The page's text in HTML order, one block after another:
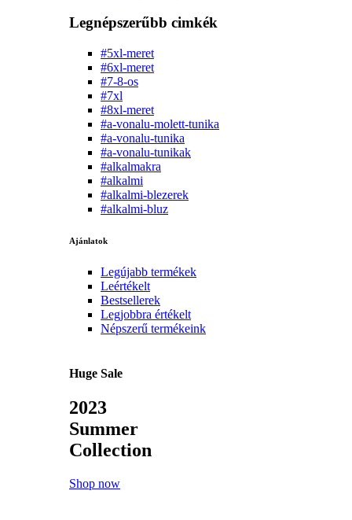
Legnépszerűbb cimkék
#5xl-meret
#6xl-meret
#7-8-os
#7xl
#8xl-meret
#a-vonalu-molett-tunika
#a-vonalu-tunika
#a-vonalu-tunikak
#alkalmakra
#alkalmi
#alkalmi-blezerek
#alkalmi-bluz
Ajánlatok
Legújabb termékek
Leértékelt
Bestsellerek
Legjobbra értékelt
Népszerű termékeink
Huge Sale
2023
Summer
Collection
Shop now